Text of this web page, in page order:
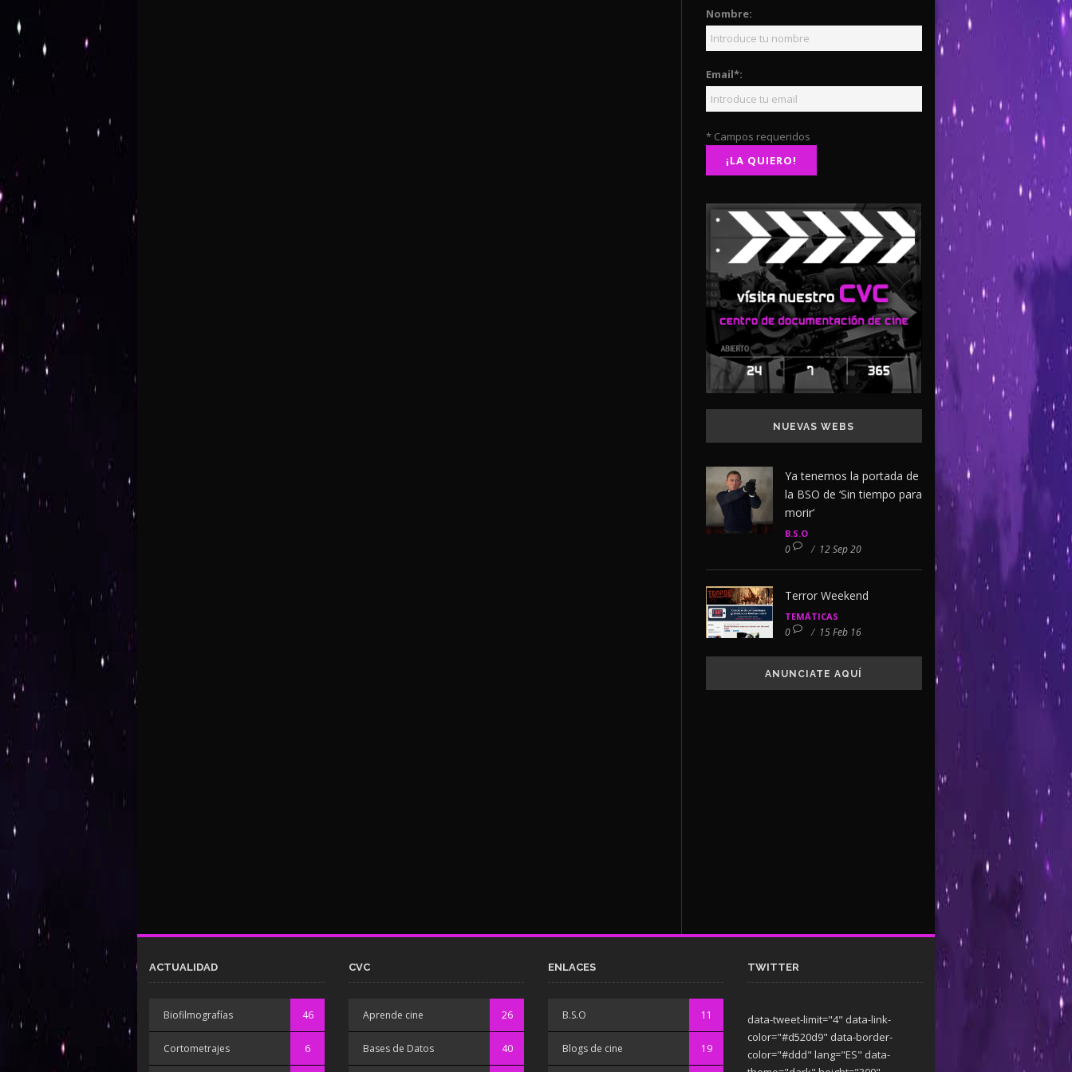
Nombre:
Email*:
* Campos requeridos
NUEVAS WEBS
Ya tenemos la portada de
la BSO de ‘Sin tiempo para
morir’
B.S.O
0 / 12 Sep 20
Terror Weekend
TEMÁTICAS
0 / 15 Feb 16
ANUNCIATE AQUÍ
ACTUALIDAD
Biofilmografías 46
Cortometrajes 6
CVC
Aprende cine 26
Bases de Datos 40
ENLACES
B.S.O 11
Blogs de cine 19
TWITTER
data-tweet-limit="4" data-link-
color="#d520d9" data-border-
color="#ddd" lang="ES" data-